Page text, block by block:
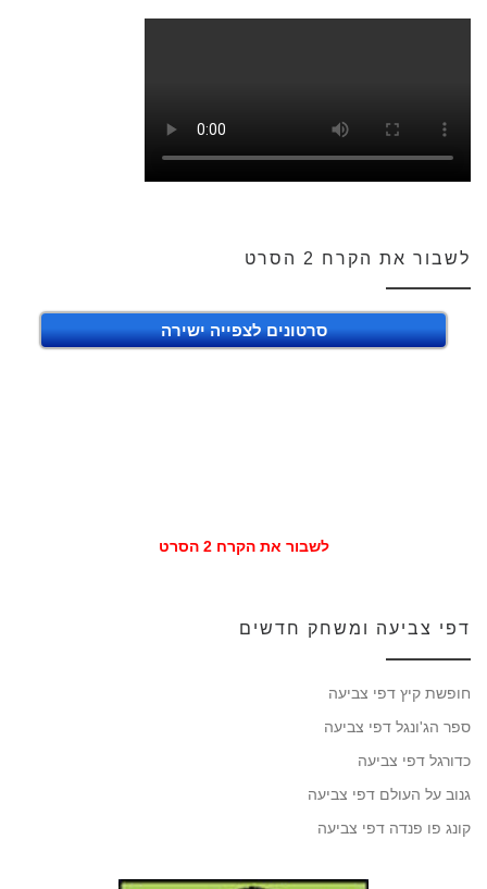
לשבור את הקרח 2 הסרט
סרטונים לצפייה ישירה
לשבור את הקרח 2 הסרט
דפי צביעה ומשחק חדשים
חופשת קיץ דפי צביעה
ספר הג'ונגל דפי צביעה
כדורגל דפי צביעה
גנוב על העולם דפי צביעה
קונג פו פנדה דפי צביעה